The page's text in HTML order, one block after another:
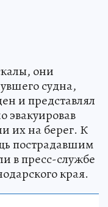
они
судна,
и представлял
эвакуировав
их на берег. К
пострадавшим
в пресс-службе
края.